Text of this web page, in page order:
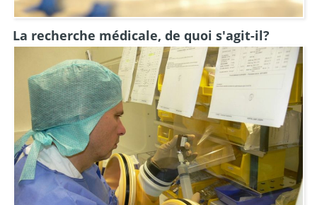
La recherche médicale, de quoi s'agit-il?